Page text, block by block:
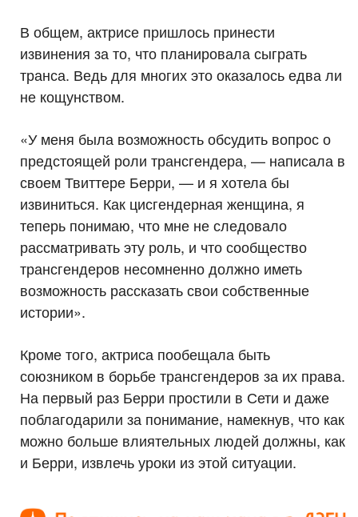
В общем, актрисе пришлось принести
извинения за то, что планировала сыграть
транса. Ведь для многих это оказалось едва ли
не кощунством.
«У меня была возможность обсудить вопрос о
предстоящей роли трансгендера, — написала в
своем Твиттере Берри, — и я хотела бы
извиниться. Как цисгендерная женщина, я
теперь понимаю, что мне не следовало
рассматривать эту роль, и что сообщество
трансгендеров несомненно должно иметь
возможность рассказать свои собственные
истории».
Кроме того, актриса пообещала быть
союзником в борьбе трансгендеров за их права.
На первый раз Берри простили в Сети и даже
поблагодарили за понимание, намекнув, что как
можно больше влиятельных людей должны, как
и Берри, извлечь уроки из этой ситуации.